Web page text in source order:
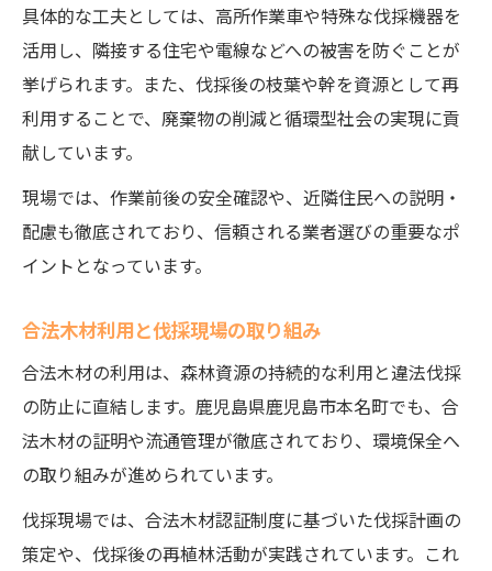
具体的な工夫としては、高所作業車や特殊な伐採機器を
活用し、隣接する住宅や電線などへの被害を防ぐことが
挙げられます。また、伐採後の枝葉や幹を資源として再
利用することで、廃棄物の削減と循環型社会の実現に貢
献しています。
現場では、作業前後の安全確認や、近隣住民への説明・
配慮も徹底されており、信頼される業者選びの重要なポ
イントとなっています。
合法木材利用と伐採現場の取り組み
合法木材の利用は、森林資源の持続的な利用と違法伐採
の防止に直結します。鹿児島県鹿児島市本名町でも、合
法木材の証明や流通管理が徹底されており、環境保全へ
の取り組みが進められています。
伐採現場では、合法木材認証制度に基づいた伐採計画の
策定や、伐採後の再植林活動が実践されています。これ